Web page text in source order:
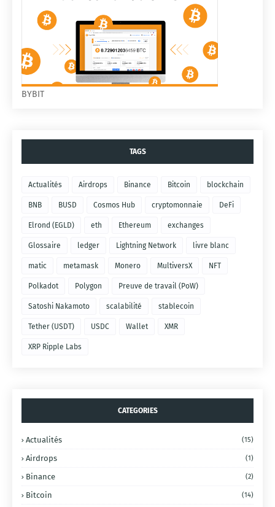
BYBIT
TAGS
Actualités Airdrops Binance Bitcoin blockchain
BNB BUSD Cosmos Hub cryptomonnaie DeFi
Elrond (EGLD) eth Ethereum exchanges
Glossaire ledger Lightning Network livre blanc
matic metamask Monero MultiversX NFT
Polkadot Polygon Preuve de travail (PoW)
Satoshi Nakamoto scalabilité stablecoin
Tether (USDT) USDC Wallet XMR
XRP Ripple Labs
CATEGORIES
Actualités (15)
Airdrops (1)
Binance (2)
Bitcoin (14)